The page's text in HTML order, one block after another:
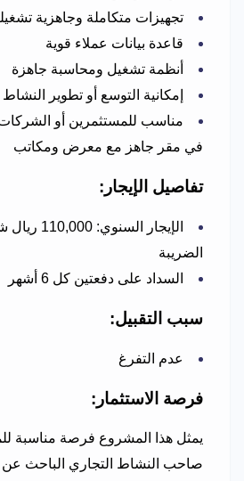
تجهيزات متكاملة وجاهزية
قاعدة بيانات عملاء قوية
أنظمة تشغيل ومحاسبة جاهزة
إمكانية التوسع أو تطوير
مناسب للمستثمرين أو الشركات
في مقر جاهز مع معرض ومكاتب
تفاصيل الإيجار:
الإيجار السنوي:
الضريبة
السداد على دفعتين كل 6 أشهر
سبب التقبيل:
عدم التفرغ
فرصة الاستثمار:
يمثل هذا المشروع فرصة مناسبة
صاحب النشاط التجاري الباحث عن